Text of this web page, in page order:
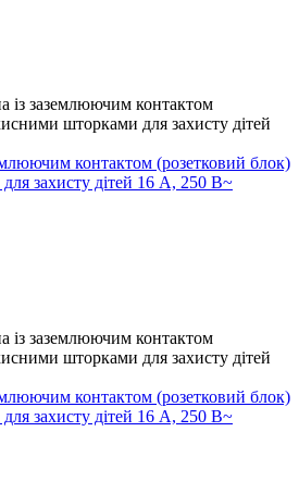
контактом (розетковий блок)
захисту дітей 16 А, 250 В~
контактом (розетковий блок)
захисту дітей 16 А, 250 В~